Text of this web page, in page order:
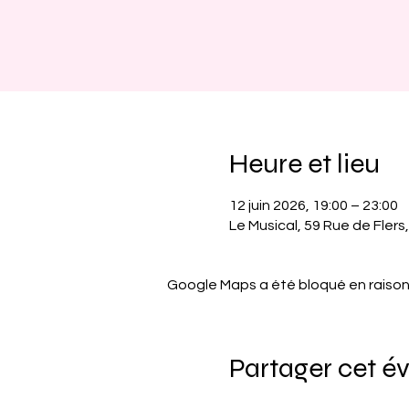
Heure et lieu
12 juin 2026, 19:00 – 23:00
Le Musical, 59 Rue de
Google Maps a été bloqué en
Partager cet